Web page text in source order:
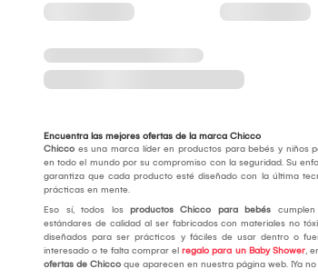
Encuentra las mejores ofertas de la marca Chicco
Chicco es una marca líder en productos para bebés y niños
en todo el mundo por su compromiso con la seguridad. Su
garantiza que cada producto esté diseñado con la última
prácticas en mente.
Eso sí, todos los productos Chicco para bebés
estándares de calidad al ser fabricados con materiales no
diseñados para ser prácticos y fáciles de usar dentro o
interesado o te falta comprar el regalo para un Baby Shower,
ofertas de Chicco que aparecen en nuestra página web. ¡Ya